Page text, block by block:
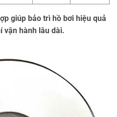
giúp bảo trì hồ bơi hiệu quả
vận hành lâu dài.